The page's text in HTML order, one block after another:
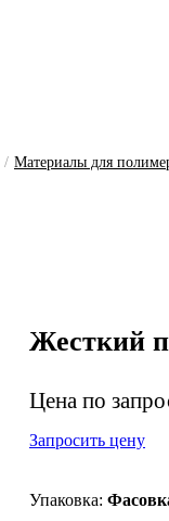
/ Материалы для
Жесткий
Цена по
Запросить цену
Упаковка: